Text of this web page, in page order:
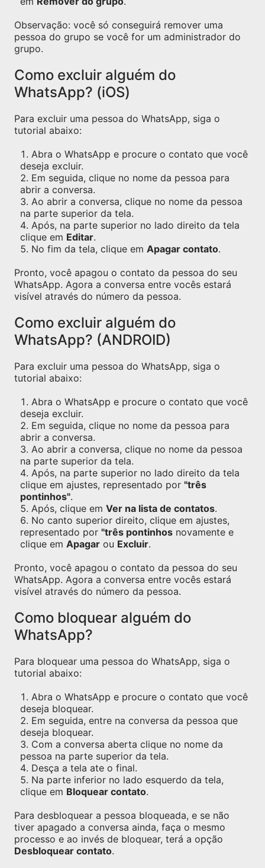
Observação: você só conseguirá remover uma
pessoa do grupo se você for um administrador do
grupo.
Como excluir alguém do
WhatsApp? (iOS)
Para excluir uma pessoa do WhatsApp, siga o
tutorial abaixo:
Abra o WhatsApp e procure o contato que você
deseja excluir.
Em seguida, clique no nome da pessoa para
abrir a conversa.
Ao abrir a conversa, clique no nome da pessoa
na parte superior da tela.
Após, na parte superior no lado direito da tela
clique em Editar.
No fim da tela, clique em Apagar contato.
Pronto, você apagou o contato da pessoa do seu
WhatsApp. Agora a conversa entre vocês estará
visível através do número da pessoa.
Como excluir alguém do
WhatsApp? (ANDROID)
Para excluir uma pessoa do WhatsApp, siga o
tutorial abaixo:
Abra o WhatsApp e procure o contato que você
deseja excluir.
Em seguida, clique no nome da pessoa para
abrir a conversa.
Ao abrir a conversa, clique no nome da pessoa
na parte superior da tela.
Após, na parte superior no lado direito da tela
clique em ajustes, representado por "três
pontinhos".
Após, clique em Ver na lista de contatos.
No canto superior direito, clique em ajustes,
representado por "três pontinhos novamente e
clique em Apagar ou Excluir.
Pronto, você apagou o contato da pessoa do seu
WhatsApp. Agora a conversa entre vocês estará
visível através do número da pessoa.
Como bloquear alguém do
WhatsApp?
Para bloquear uma pessoa do WhatsApp, siga o
tutorial abaixo:
Abra o WhatsApp e procure o contato que você
deseja bloquear.
Em seguida, entre na conversa da pessoa que
deseja bloquear.
Com a conversa aberta clique no nome da
pessoa na parte superior da tela.
Desça a tela ate o final.
Na parte inferior no lado esquerdo da tela,
clique em Bloquear contato.
Para desbloquear a pessoa bloqueada, e se não
tiver apagado a conversa ainda, faça o mesmo
processo e ao invés de bloquear, terá a opção
Desbloquear contato.